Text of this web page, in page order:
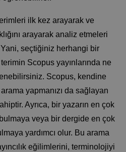
ilk kez arayarak ve
arayarak analiz etmeleri
seçtiğiniz herhangi bir
Scopus yayınlarında ne
Scopus, kendine
yapmanızı da sağlayan
Ayrıca, bir yazarın en çok
veya bir dergide en çok
yardımcı olur. Bu arama
eğilimlerini, terminolojiyi